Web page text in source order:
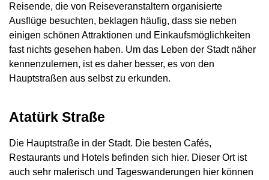
Reisende, die von Reiseveranstaltern organisierte
Ausflüge besuchten, beklagen häufig, dass sie neben
einigen schönen Attraktionen und Einkaufsmöglichkeiten
fast nichts gesehen haben. Um das Leben der Stadt näher
kennenzulernen, ist es daher besser, es von den
Hauptstraßen aus selbst zu erkunden.
Atatürk Straße
Die Hauptstraße in der Stadt. Die besten Cafés,
Restaurants und Hotels befinden sich hier. Dieser Ort ist
auch sehr malerisch und Tageswanderungen hier können